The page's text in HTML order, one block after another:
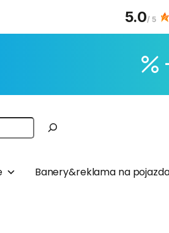
Banery&reklama na
5.0/ 5